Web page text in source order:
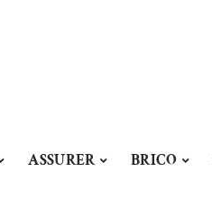
ASSURER BRICO